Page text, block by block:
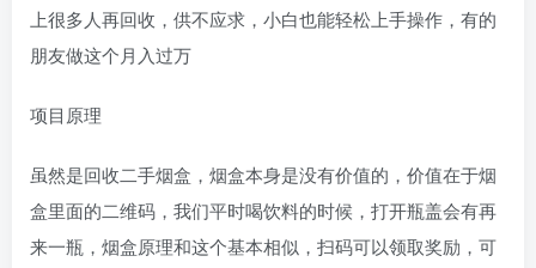
上很多人再回收，供不应求，小白也能轻松上手操作，有的
朋友做这个月入过万
项目原理
虽然是回收二手烟盒，烟盒本身是没有价值的，价值在于烟
盒里面的二维码，我们平时喝饮料的时候，打开瓶盖会有再
来一瓶，烟盒原理和这个基本相似，扫码可以领取奖励，可